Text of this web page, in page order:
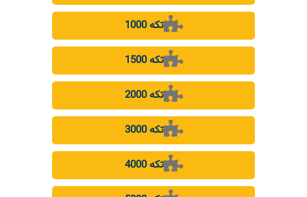
1000 تکه
1500 تکه
2000 تکه
3000 تکه
4000 تکه